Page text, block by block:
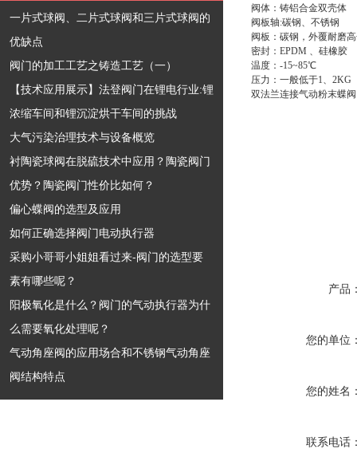
一片式球阀、二片式球阀和三片式球阀的
优缺点
阀门的加工工艺之铸造工艺（一）
【技术应用展示】法登阀门在锂电行业:锂
浓缩车间和锂沉淀烘干车间的挑战
大气污染治理技术与设备概览
衬陶瓷球阀在脱硫技术中应用？陶瓷阀门
优势？陶瓷阀门性价比如何？
偏心蝶阀的选型及应用
如何正确选择阀门电动执行器
采购小哥哥小姐姐看过来-阀门的选型要
素有哪些呢？
阳极氧化是什么？阀门的气动执行器为什
么需要氧化处理呢？
气动角座阀的应用场合和不锈钢气动角座
阀结构特点
阀体：铸铝合金双壳体
阀板轴:碳钢、不锈钢
阀板：碳钢，外覆耐磨
密封：EPDM 、硅橡胶
温度：-15~85℃
压力：一般低于1、2KG
双法兰连接气动粉末蝶
产品
您的单位
您的姓名
联系电话